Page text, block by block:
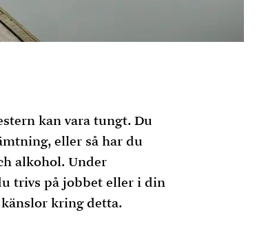
kan vara tungt. Du
eller så har du
alkohol. Under
trivs på jobbet eller i din
kring detta.